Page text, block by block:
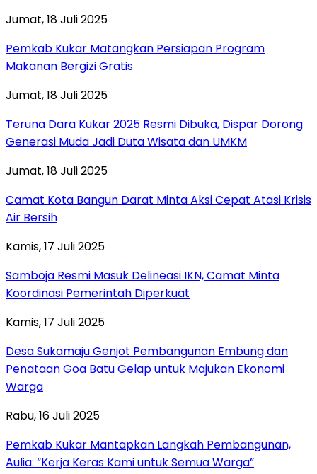
Jumat, 18 Juli 2025
Pemkab Kukar Matangkan Persiapan Program
Makanan Bergizi Gratis
Jumat, 18 Juli 2025
Teruna Dara Kukar 2025 Resmi Dibuka, Dispar Dorong
Generasi Muda Jadi Duta Wisata dan UMKM
Jumat, 18 Juli 2025
Camat Kota Bangun Darat Minta Aksi Cepat Atasi Krisis
Air Bersih
Kamis, 17 Juli 2025
Samboja Resmi Masuk Delineasi IKN, Camat Minta
Koordinasi Pemerintah Diperkuat
Kamis, 17 Juli 2025
Desa Sukamaju Genjot Pembangunan Embung dan
Penataan Goa Batu Gelap untuk Majukan Ekonomi
Warga
Rabu, 16 Juli 2025
Pemkab Kukar Mantapkan Langkah Pembangunan,
Aulia: “Kerja Keras Kami untuk Semua Warga”